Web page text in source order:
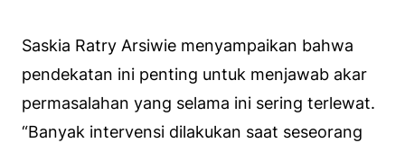
Saskia Ratry Arsiwie menyampaikan bahwa
pendekatan ini penting untuk menjawab akar
permasalahan yang selama ini sering terlewat.
“Banyak intervensi dilakukan saat seseorang